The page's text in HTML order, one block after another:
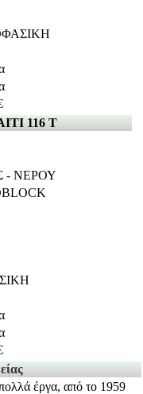
116 T
- ΝΕΡΟΥ
έργα, από το 1959